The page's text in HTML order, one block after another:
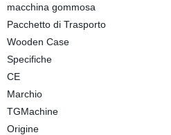
macchina gommosa
Pacchetto di Trasporto
Wooden Case
Specifiche
CE
Marchio
TGMachine
Origine